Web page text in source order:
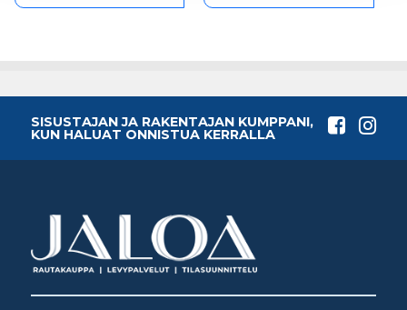
SISUSTAJAN JA RAKENTAJAN KUMPPANI,
KUN HALUAT ONNISTUA KERRALLA